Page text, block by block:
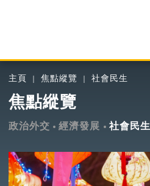
主頁 焦點縱覽 社會民生
焦點縱覽
政治外交 經濟發展 社會民生